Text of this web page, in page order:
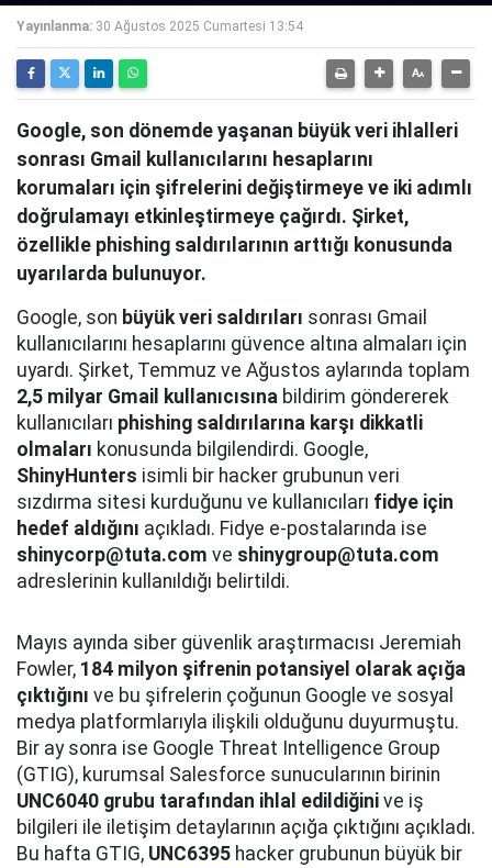
Yayınlanma: 30 Ağustos 2025 Cumartesi 13:54
Google, son dönemde yaşanan büyük veri ihlalleri
sonrası Gmail kullanıcılarını hesaplarını
korumaları için şifrelerini değiştirmeye ve iki adımlı
doğrulamayı etkinleştirmeye çağırdı. Şirket,
özellikle phishing saldırılarının arttığı konusunda
uyarılarda bulunuyor.
Google, son büyük veri saldırıları sonrası Gmail
kullanıcılarını hesaplarını güvence altına almaları için
uyardı. Şirket, Temmuz ve Ağustos aylarında toplam
2,5 milyar Gmail kullanıcısına bildirim göndererek
kullanıcıları phishing saldırılarına karşı dikkatli
olmaları konusunda bilgilendirdi. Google,
ShinyHunters isimli bir hacker grubunun veri
sızdırma sitesi kurduğunu ve kullanıcıları fidye için
hedef aldığını açıkladı. Fidye e-postalarında ise
shinycorp@tuta.com ve shinygroup@tuta.com
adreslerinin kullanıldığı belirtildi.
Mayıs ayında siber güvenlik araştırmacısı Jeremiah
Fowler, 184 milyon şifrenin potansiyel olarak açığa
çıktığını ve bu şifrelerin çoğunun Google ve sosyal
medya platformlarıyla ilişkili olduğunu duyurmuştu.
Bir ay sonra ise Google Threat Intelligence Group
(GTIG), kurumsal Salesforce sunucularının birinin
UNC6040 grubu tarafından ihlal edildiğini ve iş
bilgileri ile iletişim detaylarının açığa çıktığını açıkladı.
Bu hafta GTIG, UNC6395 hacker grubunun büyük bir